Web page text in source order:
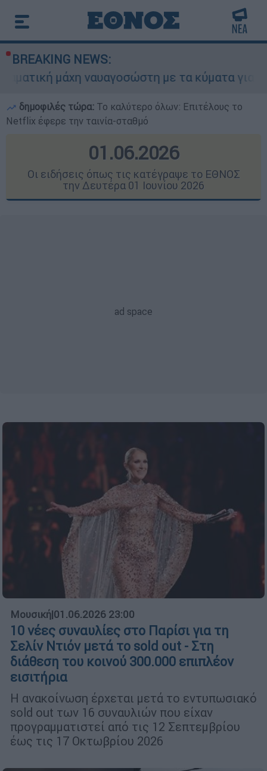
BREAKING NEWS:
ναυαγοσώστη με τα κύματα για να σώσει
δημοφιλές τώρα: Το καλύτερο όλων: Επιτέλους το
Netflix έφερε την ταινία-σταθμό
01.06.2026
Οι ειδήσεις όπως τις κατέγραψε το ΕΘΝΟΣ
την Δευτέρα 01 Ιουνίου 2026
Μουσική|01.06.2026 23:00
10 νέες συναυλίες στο Παρίσι για τη
Σελίν Ντιόν μετά το sold out - Στη
διάθεση του κοινού 300.000 επιπλέον
εισιτήρια
Η ανακοίνωση έρχεται μετά το εντυπωσιακό
sold out των 16 συναυλιών που είχαν
προγραμματιστεί από τις 12 Σεπτεμβρίου
έως τις 17 Οκτωβρίου 2026